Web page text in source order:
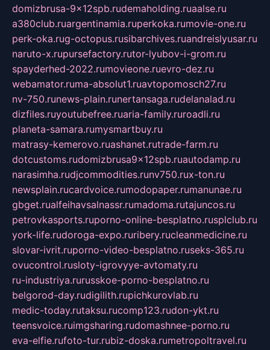
domizbrusa-9x12spb.rudemaholding.ruaalse.ru
a380club.ruargentinamia.ruperkoka.rumovie-one.ru
perk-oka.rug-octopus.rusibarchives.ruandreislyusar.ru
naruto-x.rupursefactory.rutor-lyubov-i-grom.ru
spayderhed-2022.rumovieone.ruevro-dez.ru
webamator.ruma-absolut1.ruavtopomosch27.ru
nv-750.runews-plain.runertansaga.rudelanalad.ru
dizfiles.ruyoutubefree.ruaria-family.ruroadli.ru
planeta-samara.rumysmartbuy.ru
matrasy-kemerovo.ruashanet.rutrade-farm.ru
dotcustoms.rudomizbrusa9x12spb.ruautodamp.ru
narasimha.rudjcommodities.runv750.rux-ton.ru
newsplain.rucardvoice.rumodopaper.rumanunae.ru
gbget.rualfeihavsalnassr.rumadoma.rutajuncos.ru
petrovkasports.ruporno-online-besplatno.rusplclub.ru
york-life.rudoroga-expo.ruribery.rucleanmedicine.ru
slovar-ivrit.ruporno-video-besplatno.ruseks-365.ru
ovucontrol.rusloty-igrovyye-avtomaty.ru
ru-industriya.rurusskoe-porno-besplatno.ru
belgorod-day.rudigilith.rupichkurovlab.ru
medic-today.rutaksu.rucomp123.rudon-ykt.ru
teensvoice.ruimgsharing.rudomashnee-porno.ru
eva-elfie.rufoto-tur.rubiz-doska.rumetropoltravel.ru